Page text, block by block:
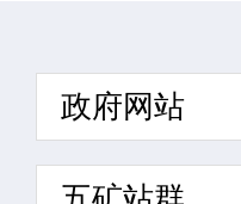
政府网站